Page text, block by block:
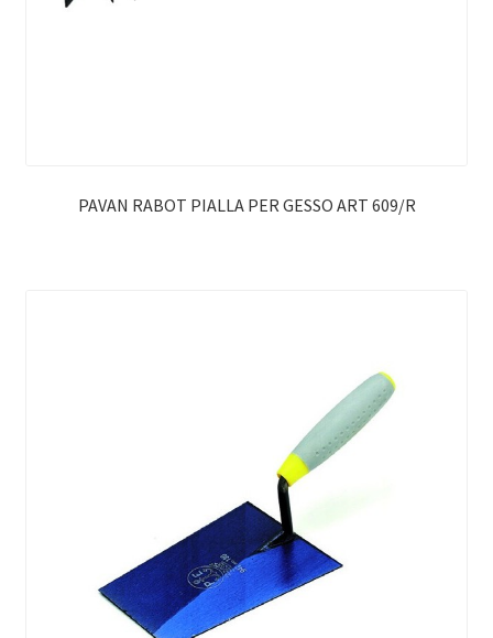
PAVAN RABOT PIALLA PER GESSO ART 609/R